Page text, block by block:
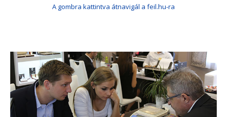
A gombra kattintva átnavigál a feil.hu-ra